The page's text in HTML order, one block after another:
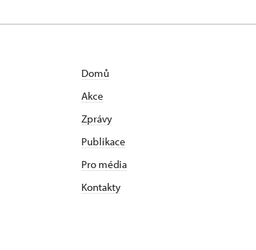
Domů
Akce
Zprávy
Publikace
Pro média
Kontakty